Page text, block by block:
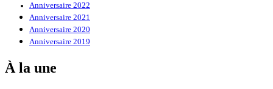
Anniversaire 2022
Anniversaire 2021
Anniversaire 2020
Anniversaire 2019
À la une